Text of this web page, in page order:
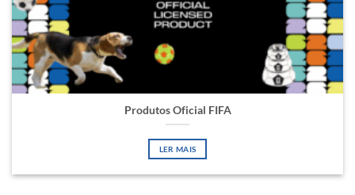
Produtos Oficial FIFA
LER MAIS